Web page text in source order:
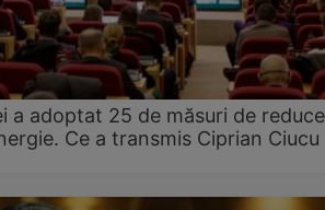
a adoptat 25 de măsuri de
Ce a transmis Ciprian Ciucu